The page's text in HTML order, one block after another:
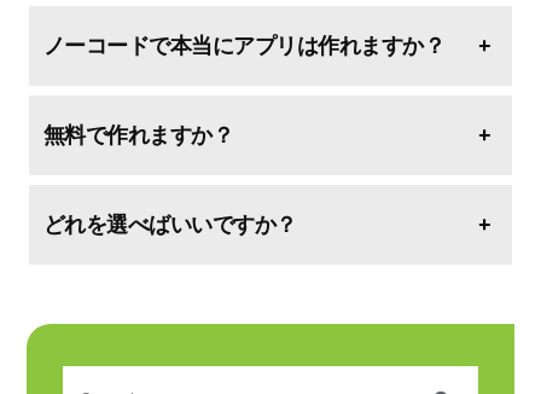
ノーコードで本当にアプリは作れますか？ +
無料で作れますか？ +
どれを選べばいいですか？ +